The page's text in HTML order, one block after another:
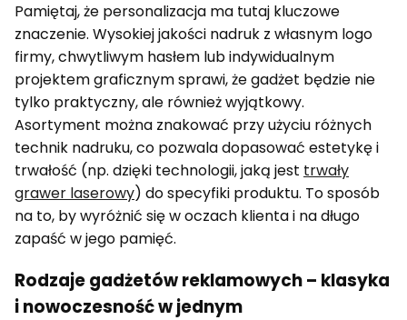
Pamiętaj, że personalizacja ma tutaj kluczowe
znaczenie. Wysokiej jakości nadruk z własnym logo
firmy, chwytliwym hasłem lub indywidualnym
projektem graficznym sprawi, że gadżet będzie nie
tylko praktyczny, ale również wyjątkowy.
Asortyment można znakować przy użyciu różnych
technik nadruku, co pozwala dopasować estetykę i
trwałość (np. dzięki technologii, jaką jest trwały
grawer laserowy) do specyfiki produktu. To sposób
na to, by wyróżnić się w oczach klienta i na długo
zapaść w jego pamięć.
Rodzaje gadżetów reklamowych – klasyka
i nowoczesność w jednym